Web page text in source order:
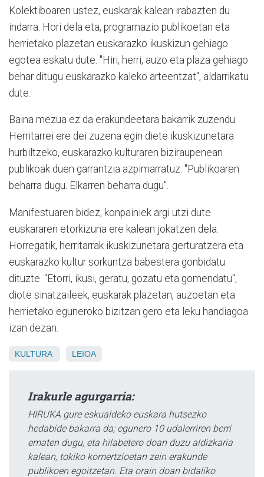
Kolektiboaren ustez, euskarak kalean irabazten du
indarra. Hori dela eta, programazio publikoetan eta
herrietako plazetan euskarazko ikuskizun gehiago
egotea eskatu dute. "Hiri, herri, auzo eta plaza gehiago
behar ditugu euskarazko kaleko arteentzat", aldarrikatu
dute.
Baina mezua ez da erakundeetara bakarrik zuzendu.
Herritarrei ere dei zuzena egin diete ikuskizunetara
hurbiltzeko, euskarazko kulturaren biziraupenean
publikoak duen garrantzia azpimarratuz: "Publikoaren
beharra dugu. Elkarren beharra dugu".
Manifestuaren bidez, konpainiek argi utzi dute
euskararen etorkizuna ere kalean jokatzen dela.
Horregatik, herritarrak ikuskizunetara gerturatzera eta
euskarazko kultur sorkuntza babestera gonbidatu
dituzte. "Etorri, ikusi, geratu, gozatu eta gomendatu",
diote sinatzaileek, euskarak plazetan, auzoetan eta
herrietako eguneroko bizitzan gero eta leku handiagoa
izan dezan.
KULTURA LEIOA
Irakurle agurgarria:
HIRUKA gure eskualdeko euskara hutsezko
hedabide bakarra da; egunero 10 udalerriren berri
ematen dugu, eta hilabetero doan duzu aldizkaria
kalean, tokiko komertzioetan zein erakunde
publikoen egoitzetan. Eta orain doan bidaliko